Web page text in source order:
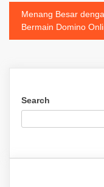
navigation
Menang Besar
Bermain Domino
Search